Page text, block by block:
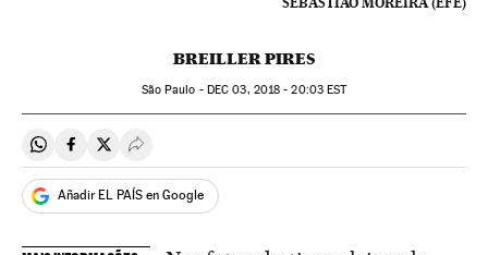
BREILLER PIRES
São Paulo - DEC 03, 2018 - 20:03EST
Compartir en Whatsapp
Compartir en Facebook
Compartir en Twitter
Desplegar Redes Sociales
Añadir EL PAÍS en Google